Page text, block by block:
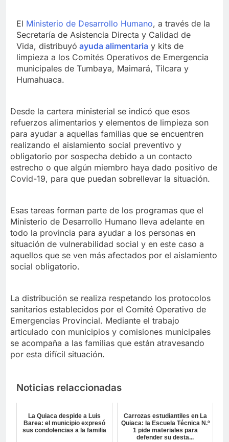
El Ministerio de Desarrollo Humano, a través de la
Secretaría de Asistencia Directa y Calidad de
Vida, distribuyó ayuda alimentaria y kits de
limpieza a los Comités Operativos de Emergencia
municipales de Tumbaya, Maimará, Tilcara y
Humahuaca.
Desde la cartera ministerial se indicó que esos
refuerzos alimentarios y elementos de limpieza son
para ayudar a aquellas familias que se encuentren
realizando el aislamiento social preventivo y
obligatorio por sospecha debido a un contacto
estrecho o que algún miembro haya dado positivo de
Covid-19, para que puedan sobrellevar la situación.
Esas tareas forman parte de los programas que el
Ministerio de Desarrollo Humano lleva adelante en
todo la provincia para ayudar a los personas en
situación de vulnerabilidad social y en este caso a
aquellos que se ven más afectados por el aislamiento
social obligatorio.
La distribución se realiza respetando los protocolos
sanitarios establecidos por el Comité Operativo de
Emergencias Provincial. Mediante el trabajo
articulado con municipios y comisiones municipales
se acompaña a las familias que están atravesando
por esta difícil situación.
Noticias relaccionadas
La Quiaca despide a Luis
Barea: el municipio expresó
sus condolencias a la familia
Carrozas estudiantiles en La
Quiaca: la Escuela Técnica N.º
1 pide materiales para
defender su desta...